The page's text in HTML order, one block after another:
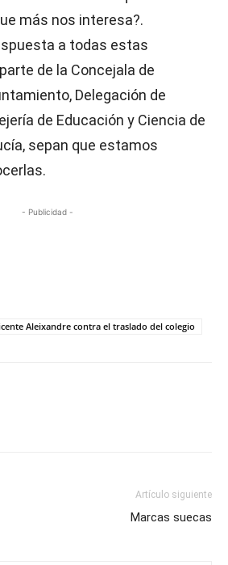
más nos interesa?.
a todas estas
de la Concejala de
Delegación de
de Educación y Ciencia de
sepan que estamos
- Publicidad -
Aleixandre contra el traslado del colegio
Artículo siguiente
Marcas suecas